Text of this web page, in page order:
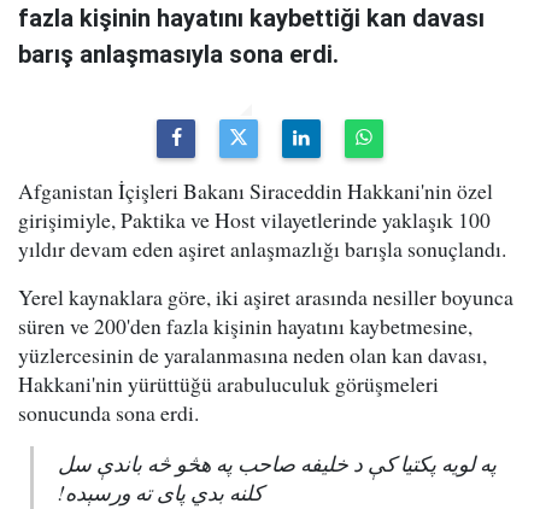
fazla kişinin hayatını kaybettiği kan davası
barış anlaşmasıyla sona erdi.
Afganistan İçişleri Bakanı Siraceddin Hakkani'nin özel
girişimiyle, Paktika ve Host vilayetlerinde yaklaşık 100
yıldır devam eden aşiret anlaşmazlığı barışla sonuçlandı.
Yerel kaynaklara göre, iki aşiret arasında nesiller boyunca
süren ve 200'den fazla kişinin hayatını kaybetmesine,
yüzlercesinin de yaralanmasına neden olan kan davası,
Hakkani'nin yürüttüğü arabuluculuk görüşmeleri
sonucunda sona erdi.
په لویه پکتیا کې د خلیفه صاحب په هڅو څه باندې سل
کلنه بدي پای ته ورسېده!